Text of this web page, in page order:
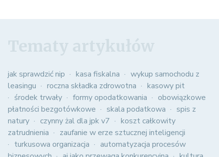
jak sprawdzić nip kasa fiskalna
wykup samochodu z
leasingu
roczna składka zdrowotna
kasowy pit
środek trwały
formy opodatkowania
obowiązkowe
płatności bezgotówkowe
skala podatkowa
spis z
natury
czynny żal dla jpk v7
koszt całkowity
zatrudnienia
zaufanie w erze sztucznej inteligencji
turkusowa organizacja
automatyzacja procesów